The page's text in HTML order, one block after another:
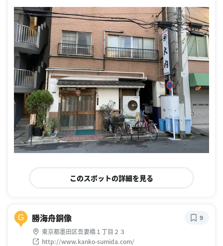
このスポットの詳細を見る
G 勝海舟銅像
東京都墨田区吾妻橋１丁目２３
http://www.kanko-sumida.com/
9